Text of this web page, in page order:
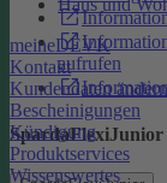
Haus und
meineDEVK
Kontakt
Kundendaten ändern
Bescheinigungen
Kündigung
Produktservices
Wissenswertes
aufrufen
SpardaFlexiJunior